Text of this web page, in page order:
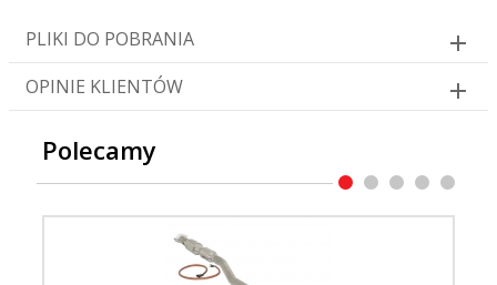
PLIKI DO POBRANIA
OPINIE KLIENTÓW
Polecamy